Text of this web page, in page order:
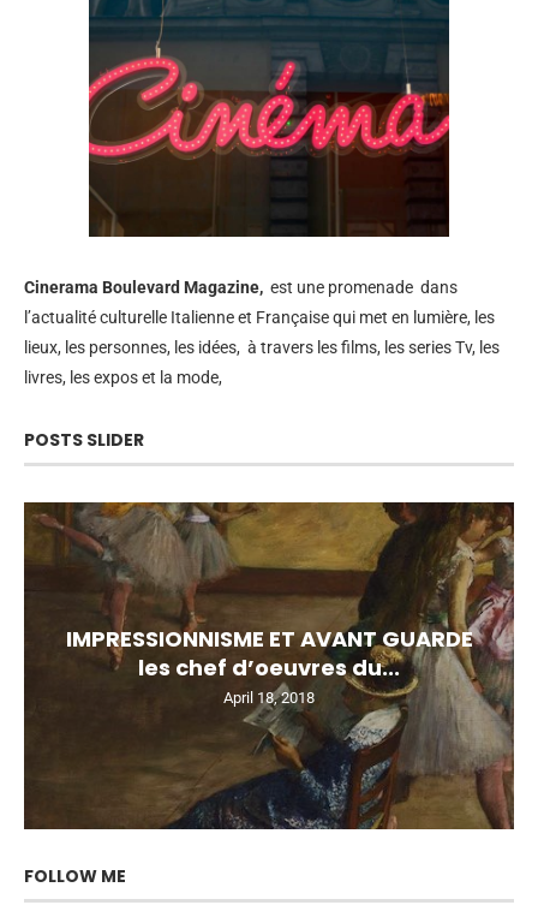
Cinerama Boulevard Magazine, est une promenade dans
l’actualité culturelle Italienne et Française qui met en lumière, les
lieux, les personnes, les idées, à travers les films, les series Tv, les
livres, les expos et la mode,
POSTS SLIDER
IMPRESSIONNISME ET AVANT GUARDE
les chef d’oeuvres du...
April 18, 2018
FOLLOW ME